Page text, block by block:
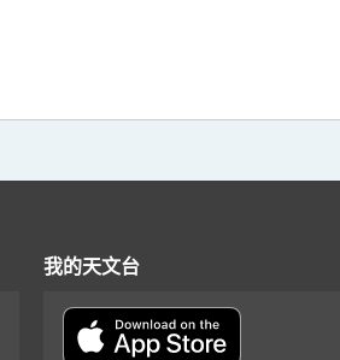
我的天文台